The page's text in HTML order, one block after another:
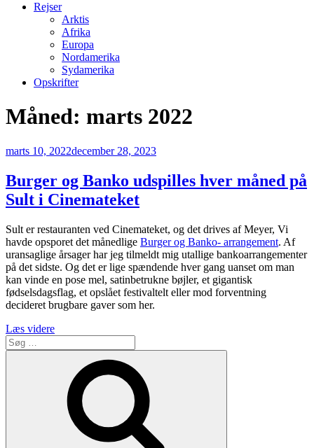
Rejser
Arktis
Afrika
Europa
Nordamerika
Sydamerika
Opskrifter
Måned: marts 2022
Udgivet
marts 10, 2022december 28, 2023
Burger og Banko udspilles hver måned på
Sult i Cinemateket
Sult er restauranten ved Cinemateket, og det drives af Meyer, Vi
havde opsporet det månedlige Burger og Banko- arrangement. Af
uransaglige årsager har jeg tilmeldt mig utallige bankoarrangementer
på det sidste. Og det er lige spændende hver gang uanset om man
kan vinde en pose mel, satinbetrukne bøjler, et gigantisk
fødselsdagsflag, et opslået festivaltelt eller mod forventning
decideret brugbare gaver som her.
Læs videre“Burger
Banko
udspilles
hver
måned
Sult
Cinemateket”
Søg
efter: